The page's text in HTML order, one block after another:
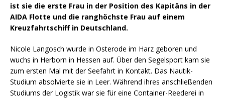
ist sie die erste Frau in der Position des Kapitäns in der
AIDA Flotte und die ranghöchste Frau auf einem
Kreuzfahrtschiff in Deutschland.
Nicole Langosch wurde in Osterode im Harz geboren und
wuchs in Herborn in Hessen auf. Über den Segelsport kam sie
zum ersten Mal mit der Seefahrt in Kontakt. Das Nautik-
Studium absolvierte sie in Leer. Während ihres anschließenden
Studiums der Logistik war sie für eine Container-Reederei in